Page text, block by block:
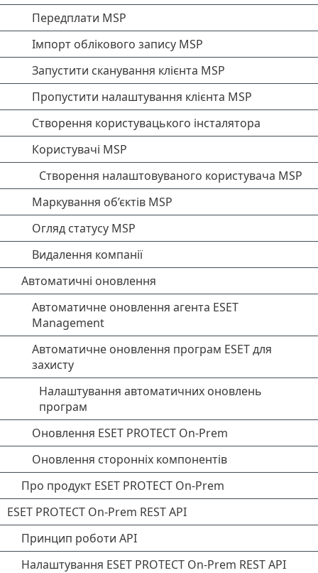
Передплати MSP
Імпорт облікового запису MSP
Запустити сканування клієнта MSP
Пропустити налаштування клієнта MSP
Створення користувацького інсталятора
Користувачі MSP
Створення налаштовуваного користувача MSP
Маркування об’єктів MSP
Огляд статусу MSP
Видалення компанії
Автоматичні оновлення
Автоматичне оновлення агента ESET
Management
Автоматичне оновлення програм ESET для
захисту
Налаштування автоматичних оновлень
програм
Оновлення ESET PROTECT On-Prem
Оновлення сторонніх компонентів
Про продукт ESET PROTECT On-Prem
ESET PROTECT On-Prem REST API
Принцип роботи API
Налаштування ESET PROTECT On-Prem REST API